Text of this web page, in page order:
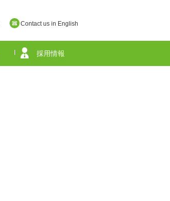
Contact us in English
採用情報